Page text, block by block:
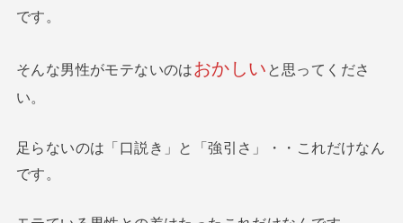
です。
そんな男性がモテないのはおかしい と思ってくださ
い。
足らないのは「口説き」と「強引さ」・・これだけなん
です。